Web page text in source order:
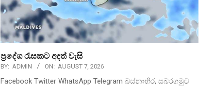
ප්‍රදේශ රැසකට අදත් වැසි
BY: ADMIN ON: AUGUST 7, 2026
Facebook Twitter WhatsApp Telegram බස්නාහිර, සබරගමුව